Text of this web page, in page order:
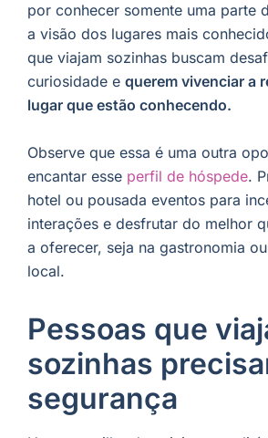
por conhecer somente uma parte
a visão dos lugares mais
que viajam sozinhas buscam
curiosidade e querem vivenciar a
lugar que estão conhecendo.
Observe que essa é uma outra
encantar esse perfil de hóspede.
hotel ou pousada eventos para
interações e desfrutar do melhor
a oferecer, seja na gastronomia
local.
Pessoas que
sozinhas
segurança